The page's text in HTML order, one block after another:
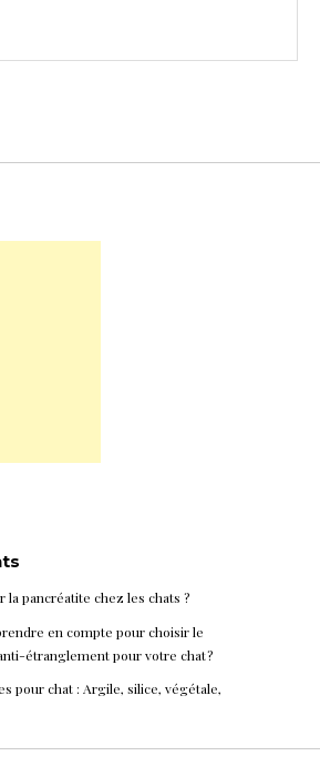
la pancréatite chez les chats ?
en compte pour choisir le
étranglement pour votre chat ?
pour chat : Argile, silice, végétale,